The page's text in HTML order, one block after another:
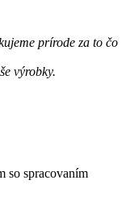
prírode za to čo
výrobky.
so spracovaním